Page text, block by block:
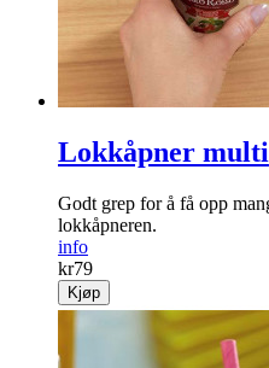
Lokkåpner multi
Godt grep for å få opp
lokkåpneren.
info
kr79
Kjøp